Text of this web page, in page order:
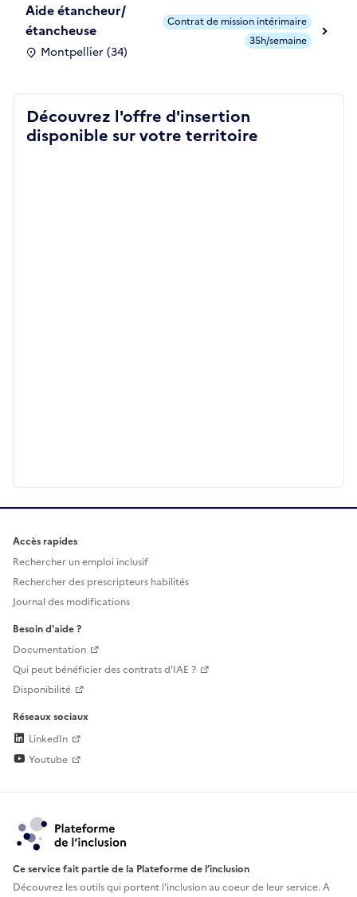
Aide étancheur/
étancheuse
Montpellier (34)
Contrat de mission intérimaire
35h/semaine
Découvrez l'offre d'insertion
disponible sur votre territoire
Accès rapides
Rechercher un emploi inclusif
Rechercher des prescripteurs habilités
Journal des modifications
Besoin d'aide ?
Documentation
Qui peut bénéficier des contrats d'IAE ?
Disponibilité
Réseaux sociaux
LinkedIn
Youtube
Ce service fait partie de la Plateforme de l’inclusion
Découvrez les outils qui portent l'inclusion aucoeur de leur service. A